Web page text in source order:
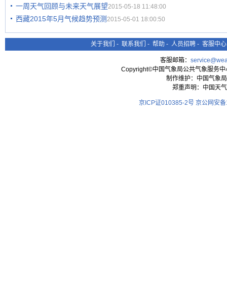
一周天气回顾与未来天气展望2015-05-18 11:48:00
西藏2015年5月气候趋势预测 2015-05-01 18:00:50
关于我们 - 联系我们 - 帮助 - 人员招聘 - 客服中心
客服邮箱：
Copyright©中国气象局公共气象服务
制作维护：中国气象
郑重声明：中国天
京ICP证010385-2号 京公网安